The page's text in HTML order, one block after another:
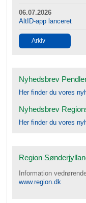
06.07.2026
AltID-app lanceret
Arkiv
Nyhedsbrev
Her finder du vores
Nyhedsbrev
Her finder du vores
Region
Information
www.region.dk